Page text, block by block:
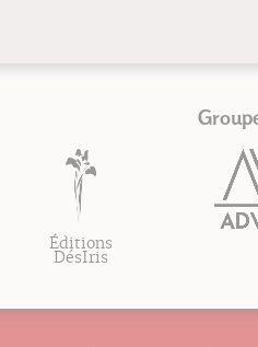
Éditions
DésIris